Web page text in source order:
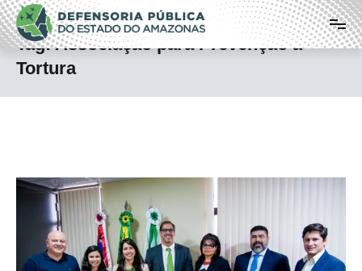
Pular
para
o
conteúdo
Defensoria Pública do Estado do
Amazonas
Tag:Associação para Prevenção à
Tortura